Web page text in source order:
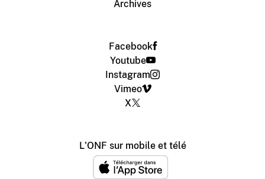
Archives
Facebook
Youtube
Instagram
Vimeo
X
L'ONF sur mobile et télé